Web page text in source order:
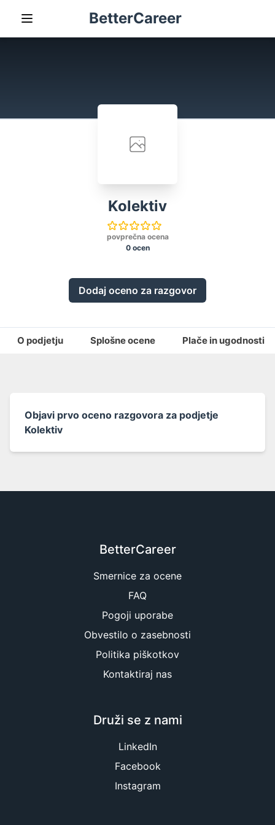
BetterCareer
Kolektiv
povprečna ocena
0 ocen
Dodaj oceno za razgovor
O podjetju Splošne ocene Plače in ugodnosti
Objavi prvo oceno razgovora za podjetje
Kolektiv
BetterCareer
Smernice za ocene
FAQ
Pogoji uporabe
Obvestilo o zasebnosti
Politika piškotkov
Kontaktiraj nas
Druži se z nami
LinkedIn
Facebook
Instagram